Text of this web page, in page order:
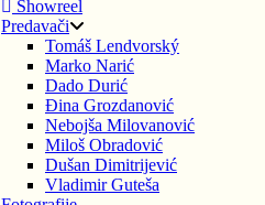
Showreel
Predavači
Tomáš Lendvorský
Marko Narić
Dado Durić
Đina Grozdanović
Nebojša Milovanović
Miloš Obradović
Dušan Dimitrijević
Vladimir Guteša